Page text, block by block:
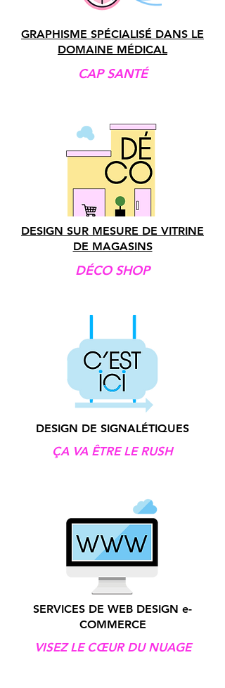
GRAPHISME SPÉCIALISÉ DANS LE
DOMAINE MÉDICAL
CAP SANTÉ
DESIGN SUR MESURE DE VITRINE
DE MAGASINS
DÉCO SHOP
DESIGN DE SIGNALÉTIQUES
ÇA VA ÊTRE LE RUSH
SERVICES DE WEB DESIGN e-
COMMERCE
VISEZ LE CŒUR DU NUAGE